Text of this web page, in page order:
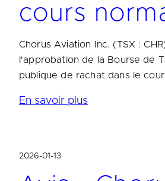
cours
Chorus Aviation Inc. (TSX :
l'approbation de la Bourse de
publique de rachat dans le
En savoir plus
2026-01-13